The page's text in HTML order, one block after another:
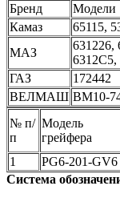
Бренд
Модели
Камаз
65115,
МАЗ
631226,
6312С5,
ГАЗ
172442
ВЕЛМАШ BM10-
№ п/
п
Модель
грейфера
1
PG6-201-GV6
Система